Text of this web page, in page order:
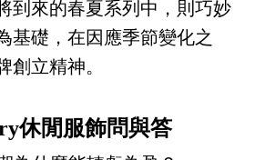
到來的春夏系列中，則巧妙
基礎，在因應季節變化之
創立精神。
休閒服飾問與答